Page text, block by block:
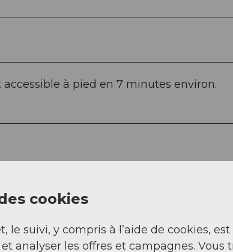
à pied en 7 minutes environ.
cookies
le suivi, y compris à l’aide de cookies,
analyser les offres et campagnes. Vous